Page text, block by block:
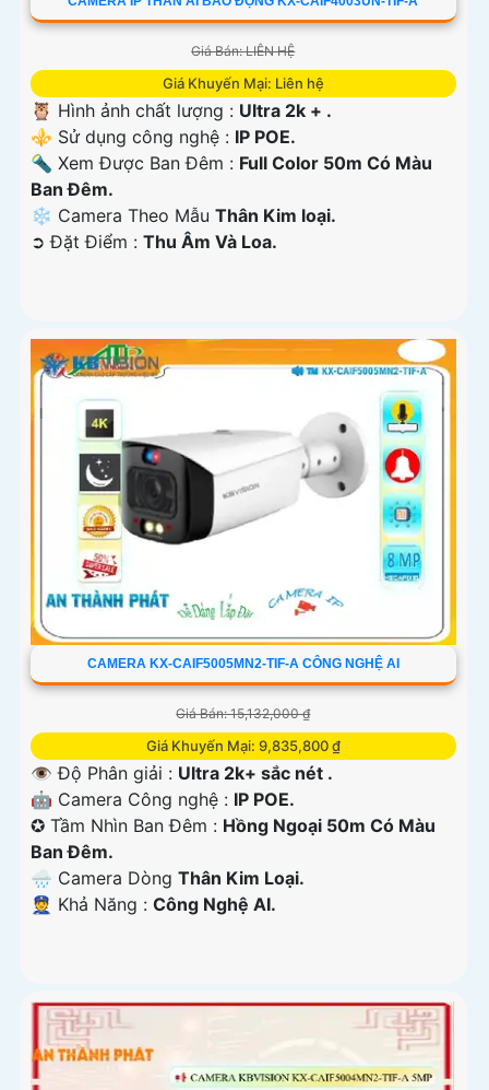
Giá Bán: LIÊN HỆ
Giá Khuyến Mại: Liên hệ
🦉 Hình ảnh chất lượng : Ultra 2k + .
⚜️ Sử dụng công nghệ : IP POE.
🔦 Xem Được Ban Đêm : Full Color 50m Có Màu
Ban Ðêm.
❄ Camera Theo Mẫu Thân Kim loại.
️➲ Đặt Điểm : Thu Âm Và Loa.
CAMERA KX-CAIF5005MN2-TIF-A CÔNG NGHỆ AI
Giá Bán: 15,132,000 ₫
Giá Khuyến Mại: 9,835,800 ₫
👁 Độ Phân giải : Ultra 2k+ sắc nét .
🤖️ Camera Công nghệ : IP POE.
✪ Tầm Nhìn Ban Đêm : Hồng Ngoại 50m Có Màu
Ban Đêm.
🌧️ Camera Dòng Thân Kim Loại.
️👮 Khả Năng : Công Nghệ AI.